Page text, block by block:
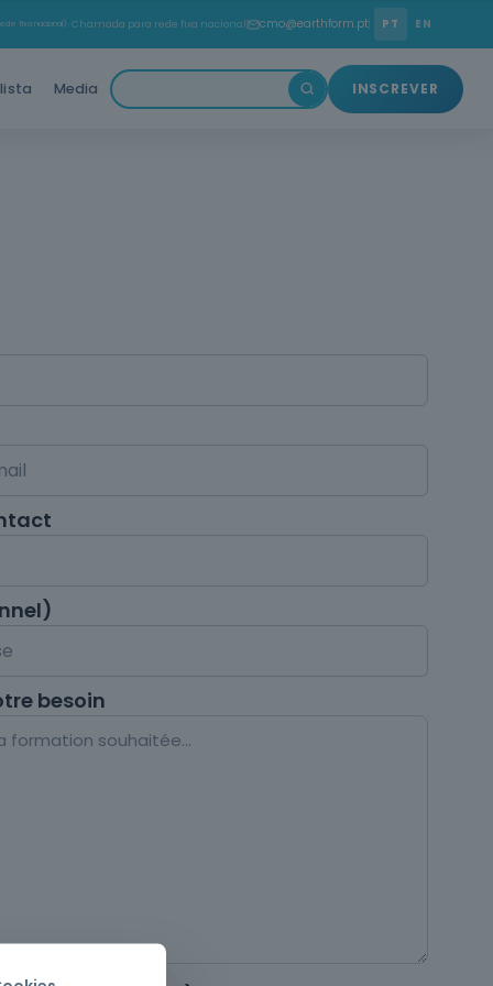
fixa nacional) · Chamada para rede fixa nacional cmo@earthform.pt PT EN
Media INSCREVER
besoin